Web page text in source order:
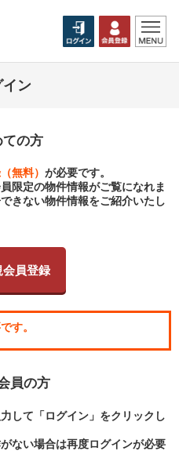
イン
ての方
無料）が必要です。
限定の物件情報がご覧になれま
きない物件情報をご紹介いたし
会員登録
す。
員の方
して「ログイン」をクリックし
ない場合は再度ログインが必要